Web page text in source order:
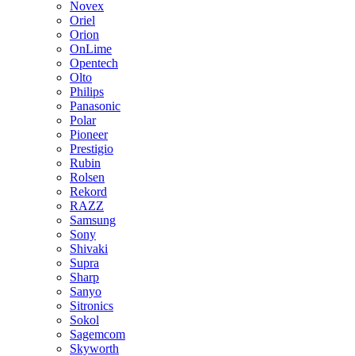
Novex
Oriel
Orion
OnLime
Opentech
Olto
Philips
Panasonic
Polar
Pioneer
Prestigio
Rubin
Rolsen
Rekord
RAZZ
Samsung
Sony
Shivaki
Supra
Sharp
Sanyo
Sitronics
Sokol
Sagemcom
Skyworth